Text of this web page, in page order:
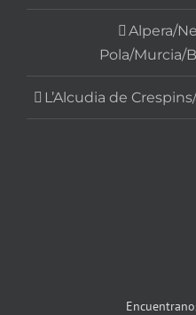
Alpera/
Pola/Murcia/
L’Alcudia de